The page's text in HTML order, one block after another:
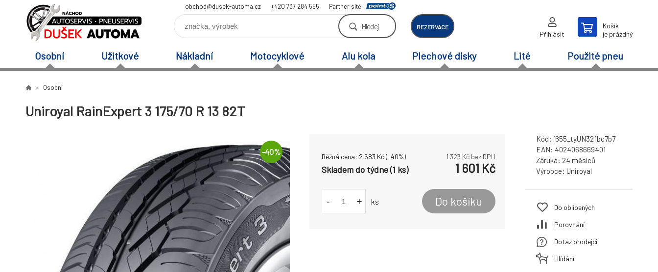
obchod@dusek-automa.cz +420 737 284 555 Partner sítě
Hledej REZERVACE
Přihlásit
Košík
je prázdný
Osobní Užitkové Nákladní Motocyklové Alu kola Plechové disky Lité Použité pneu
Osobní
Uniroyal RainExpert 3 175/70 R 13 82T
-40%
Běžná cena: 2 683Kč(-40%) 1 323 Kč bez DPH
Skladem do týdne (1 ks) 1 601 Kč
- + ks Do košíku
Kód: i655_tyUN32fbc7b7
EAN: 4024068669401
Záruka: 24 měsíců
Výrobce: Uniroyal
Do oblíbených
Porovnání
Dotaz prodejci
Hlídání